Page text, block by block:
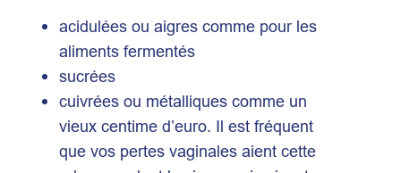
acidulées ou aigres comme pour les
aliments fermentés
sucrées
cuivrées ou métalliques comme un
vieux centime d’euro. Il est fréquent
que vos pertes vaginales aient cette